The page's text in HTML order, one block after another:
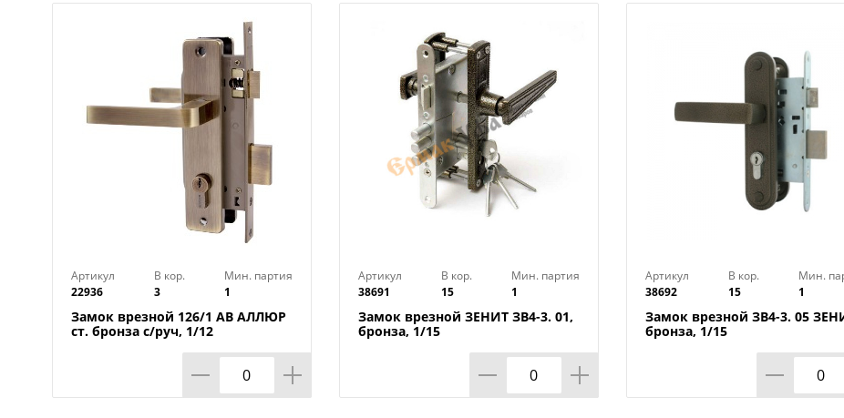
Цвет: Никель
Гарантия: 2 года
Класс секретности: 4 класс
Удаление ключевого отверстия (Backset):
Межосевое расстояние: 85 мм
Основное свойство: Эльбор
Транспортная упаковка: 1
Минимальная фасовка: 1
Вес (брутто): 1.188
Размер изделия: 100х156,5х22 мм
Материал ключей: Латунь
Вылет ригеля: 26 мм
Артикул
22936
В кор.
3
Мин. партия
1
Замок врезной 126/1 АВ АЛЛЮР
ст. бронза с/руч, 1/12
Артикул
38691
В кор.
15
Мин. партия
1
Замок врезной ЗЕНИТ ЗВ4-3. 01,
бронза, 1/15
Артикул
38692
В кор.
15
Мин.
1
Замок врезной ЗВ4-3. 05
бронза, 1/15